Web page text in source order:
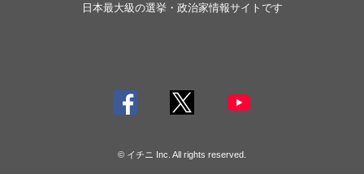
日本最大級の選挙・政治家情報サイトです
© イチニ Inc. All rights reserved.